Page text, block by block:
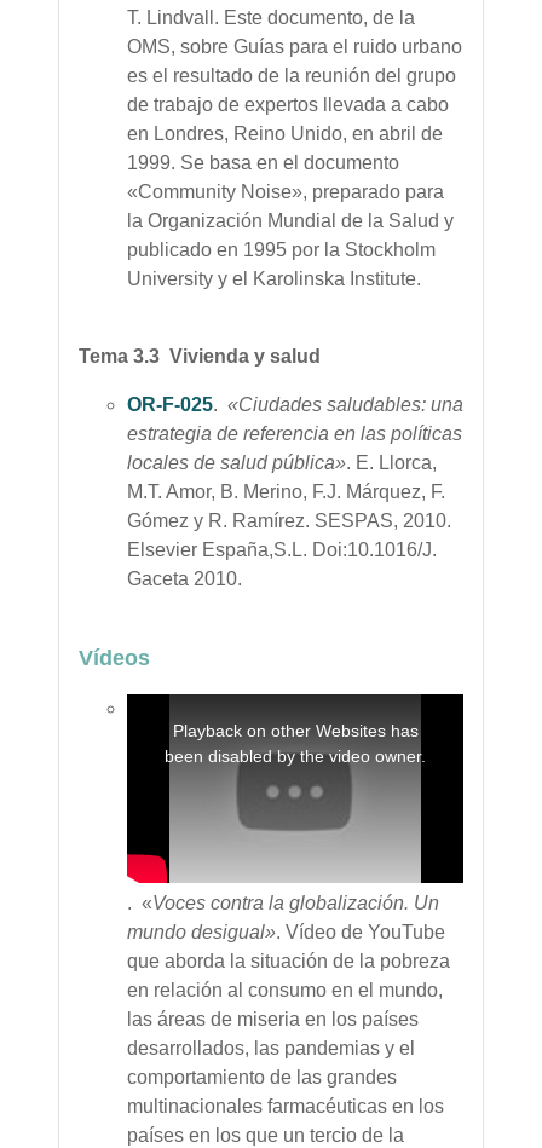
T. Lindvall. Este documento, de la
OMS, sobre Guías para el ruido urbano
es el resultado de la reunión del grupo
de trabajo de expertos llevada a cabo
en Londres, Reino Unido, en abril de
1999. Se basa en el documento
«Community Noise», preparado para
la Organización Mundial de la Salud y
publicado en 1995 por la Stockholm
University y el Karolinska Institute.
Tema 3.3 Vivienda y salud
OR-F-025. «Ciudades saludables: una
estrategia de referencia en las políticas
locales de salud pública». E. Llorca,
M.T. Amor, B. Merino, F.J. Márquez, F.
Gómez y R. Ramírez. SESPAS, 2010.
Elsevier España,S.L. Doi:10.1016/J.
Gaceta 2010.
Vídeos
window.
Playback on other Websites has
been disabled by the video owner.
. «Voces contra la globalización. Un
mundo desigual». Vídeo de YouTube
que aborda la situación de la pobreza
en relación al consumo en el mundo,
las áreas de miseria en los países
desarrollados, las pandemias y el
comportamiento de las grandes
multinacionales farmacéuticas en los
países en los que un tercio de la